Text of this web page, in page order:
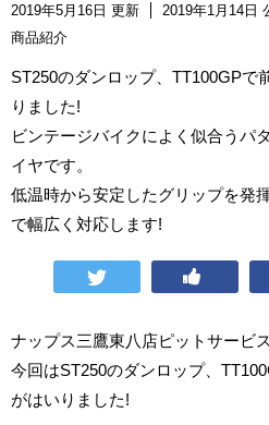
2019年5月16日 更新
2019年1月14日
商品紹介
ST250のダンロップ、TT100GPで
りました!
ビンテージバイクによく似合うパ
イヤです。
低温時から安定したグリップを発
で幅広く対応します!
ナップス三鷹東八店ピットサービ
今回はST250のダンロップ、
がはいりました!